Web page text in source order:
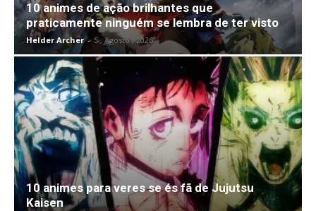
10 animes de ação brilhantes que
praticamente ninguém se lembra de ter visto
Helder Archer - 5 , Agosto , 2026
10 animes para veres se és fã de Jujutsu
Kaisen